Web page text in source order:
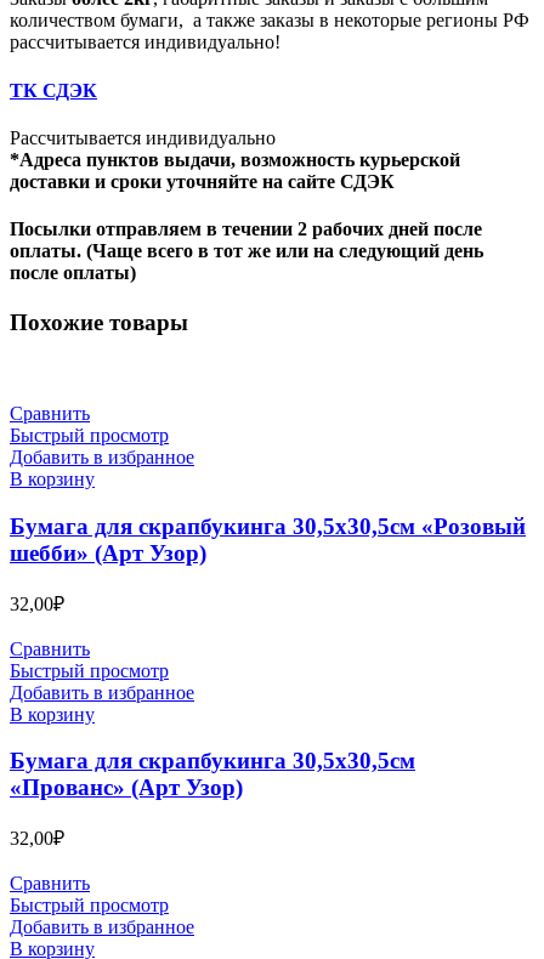
количеством бумаги, а также заказы в некоторые регионы РФ
рассчитывается индивидуально!
ТК СДЭК
Рассчитывается индивидуально
*Адреса пунктов выдачи, возможность курьерской
доставки и сроки уточняйте на сайте СДЭК
Посылки отправляем в течении 2 рабочих дней после
оплаты. (Чаще всего в тот же или на следующий день
после оплаты)
Похожие товары
Сравнить
Быстрый просмотр
Добавить в избранное
В корзину
Бумага для скрапбукинга 30,5х30,5см «Розовый
шебби» (Арт Узор)
32,00₽
Сравнить
Быстрый просмотр
Добавить в избранное
В корзину
Бумага для скрапбукинга 30,5х30,5см
«Прованс» (Арт Узор)
32,00₽
Сравнить
Быстрый просмотр
Добавить в избранное
В корзину